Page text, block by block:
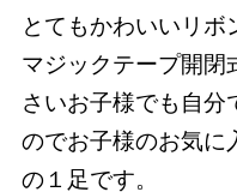
とてもかわいいリボ
マジックテープ開
さいお子様でも自
のでお子様のお気に
の１足です。